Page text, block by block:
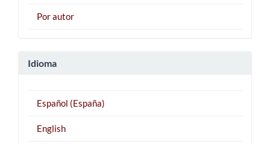
Por autor
Idioma
Español (España)
English